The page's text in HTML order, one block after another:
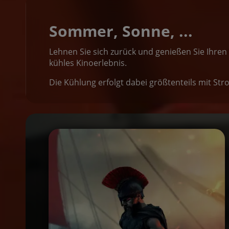
Sommer, Sonne, ...
Lehnen Sie sich zurück und genießen Sie
kühles Kinoerlebnis.
Die Kühlung erfolgt dabei größtenteils mit